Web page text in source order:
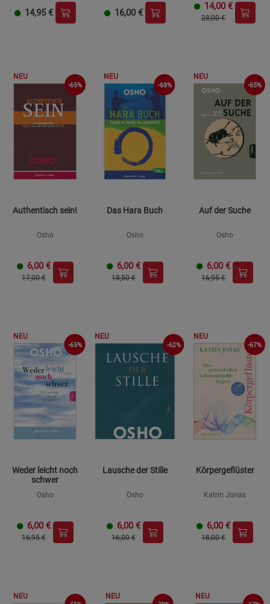
14,95 € 16,00 €
14,00 €
28,00 €
NEU
-65%
Authentisch sein!
Osho
6,00 €
17,00 €
NEU
-68%
Das Hara Buch
Osho
6,00 €
18,50 €
NEU
-65%
Auf der Suche
Osho
6,00 €
16,95 €
NEU
-65%
Weder leicht noch
schwer
Osho
6,00 €
16,95 €
NEU
-62%
Lausche der Stille
Osho
6,00 €
16,00 €
NEU
-67%
Körpergeflüster
Katrin Jonas
6,00 €
18,00 €
NEU NEU NEU